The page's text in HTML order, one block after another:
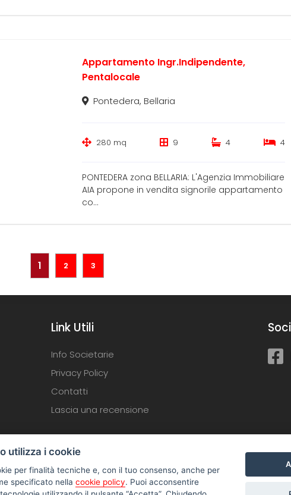
Appartamento Ingr.Indipendente,
Pentalocale
Pontedera, Bellaria
280 mq 9 4 4
PONTEDERA zona BELLARIA: L'Agenzia Immobiliare
AIA propone in vendita signorile appartamento
co...
1 2 3
Link Utili
Info Societarie
Privacy Policy
Contatti
Lascia una recensione
utilizza i cookie
per finalità tecniche e, con il tuo consenso, anche per
specificato nella cookie policy. Puoi acconsentire